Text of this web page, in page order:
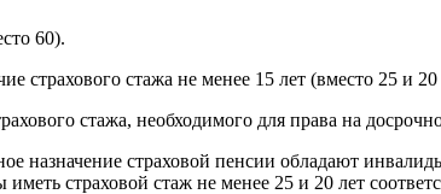
60).
страхового стажа не менее 15 лет (вместо 25 и
стажа, необходимого для права на
назначение страховой пенсии обладают
страховой стаж не менее 25 и 20 лет